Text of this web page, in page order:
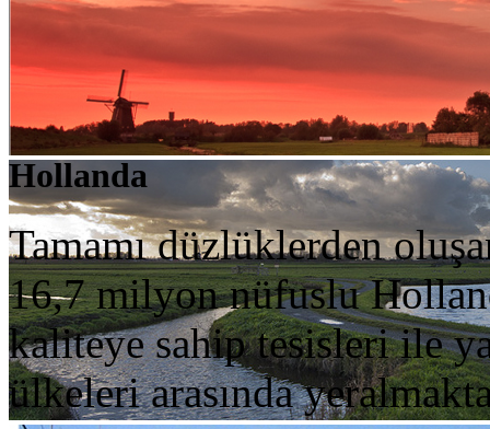
Hollanda
Tamamı düzlüklerden
16,7 milyon nüfuslu
kaliteye sahip tesisleri ile
ülkeleri arasında